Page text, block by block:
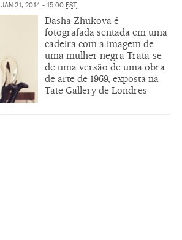
JAN 21, 2014 - 15:00 EST
Dasha Zhukova é
fotografada sentada em uma
cadeira com a imagem de
uma mulher negra Trata-se
de uma versão de uma obra
de arte de 1969, exposta na
Tate Gallery de Londres